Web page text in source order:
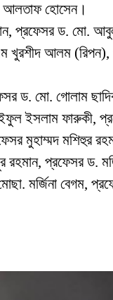
আলতাফ হোসেন।
প্রফেসর ড. মো.
আলম
ড. মো. গোলাম
ইসলাম ফারুকী,
মুহাম্মদ
প্রফেসর ড.
মর্জিনা বেগম,